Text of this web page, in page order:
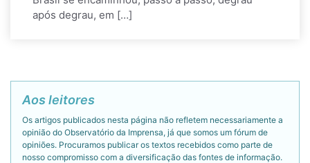
após degrau, em […]
Aos leitores
Os artigos publicados nesta página não refletem necessariamente a
opinião do Observatório da Imprensa, já que somos um fórum de
opiniões. Procuramos publicar os textos recebidos como parte de
nosso compromisso com a diversificação das fontes de informação.